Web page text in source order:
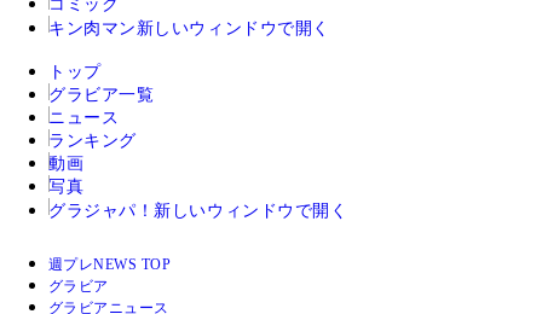
コミック
キン肉マン 新しいウィンドウで開く
トップ
グラビア一覧
ニュース
ランキング
動画
写真
グラジャパ！ 新しいウィンドウで開く
週プレNEWS TOP
グラビア
グラビアニュース